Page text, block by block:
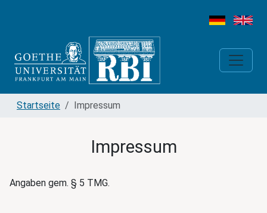
Startseite Impressum
Impressum
Angaben gem. § 5 TMG.